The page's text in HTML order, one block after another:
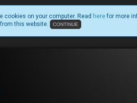
cookies on your computer. Read here for more
this website.